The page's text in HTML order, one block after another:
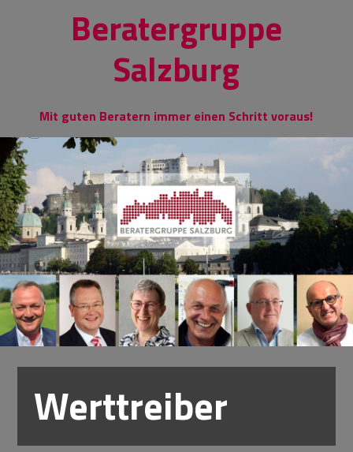
Beratergruppe
Salzburg
Mit guten Beratern immer einen Schritt voraus!
Werttreiber